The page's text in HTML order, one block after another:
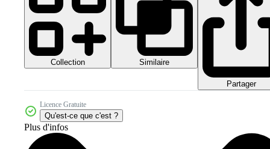
Collection Similaire
Partager
Licence Gratuite
Qu'est-ce que c'est ?
Plus d'infos